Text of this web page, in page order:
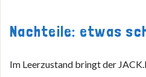
Nachteile: etwas
Im Leerzustand bringt der